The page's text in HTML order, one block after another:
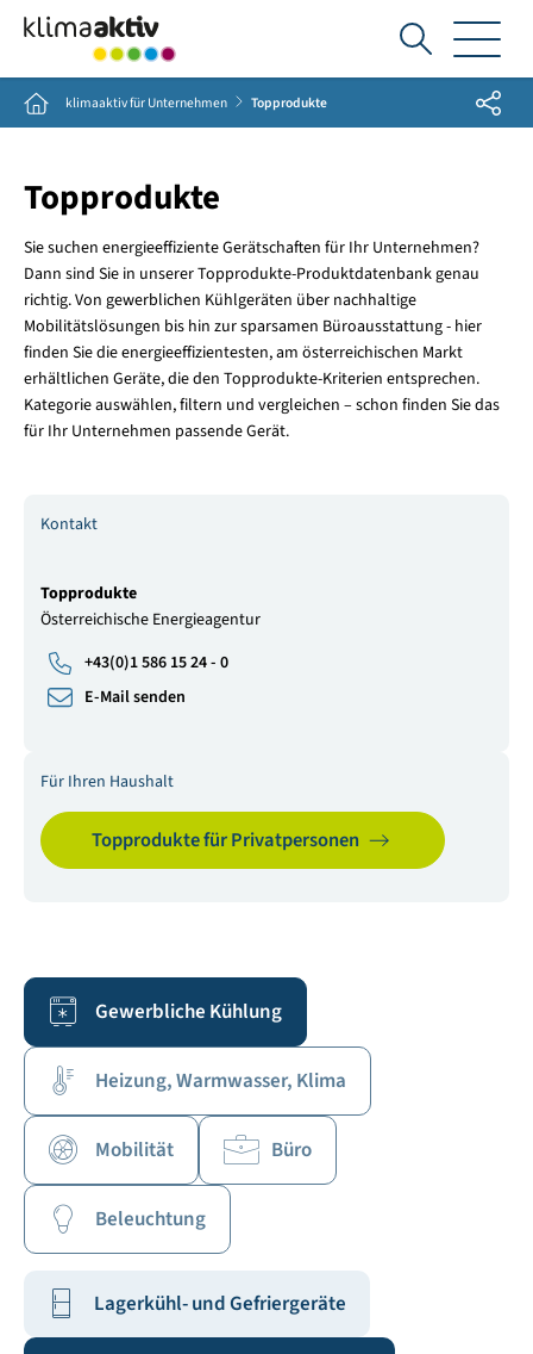
Ich
suche...
Home klimaaktiv für Unternehmen Topprodukte Share
Topprodukte
Sie suchen energieeffiziente Gerätschaften für Ihr Unternehmen?
Dann sind Sie in unserer Topprodukte-Produktdatenbank genau
richtig. Von gewerblichen Kühlgeräten über nachhaltige
Mobilitätslösungen bis hin zur sparsamen Büroausstattung - hier
finden Sie die energieeffizientesten, am österreichischen Markt
erhältlichen Geräte, die den Topprodukte-Kriterien entsprechen.
Kategorie auswählen, filtern und vergleichen – schon finden Sie das
für Ihr Unternehmen passende Gerät.
Kontakt
Topprodukte
Österreichische Energieagentur
+43(0)1 586 15 24 - 0
E-Mail senden
Für Ihren Haushalt
Topprodukte für Privatpersonen
Gewerbliche Kühlung
Heizung, Warmwasser, Klima
Mobilität Büro
Beleuchtung
Lagerkühl- und Gefriergeräte